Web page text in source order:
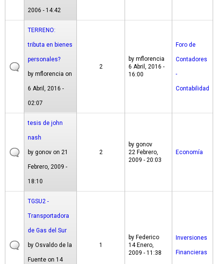
2006 - 14:42
TERRENO:
tributa en bienes
personales?
by mflorencia on
6 Abril, 2016 -
02:07
2
by mflorencia
6 Abril, 2016 -
16:00
Foro de
Contadores
-
Contabilidad
tesis de john
nash
by gonov on 21
Febrero, 2009 -
18:10
2
by gonov
22 Febrero,
2009 - 20:03
Economía
TGSU2 -
Transportadora
de Gas del Sur
by Osvaldo de la
Fuente on 14
1
by Federico
14 Enero,
2009 - 11:38
Inversiones
Financieras